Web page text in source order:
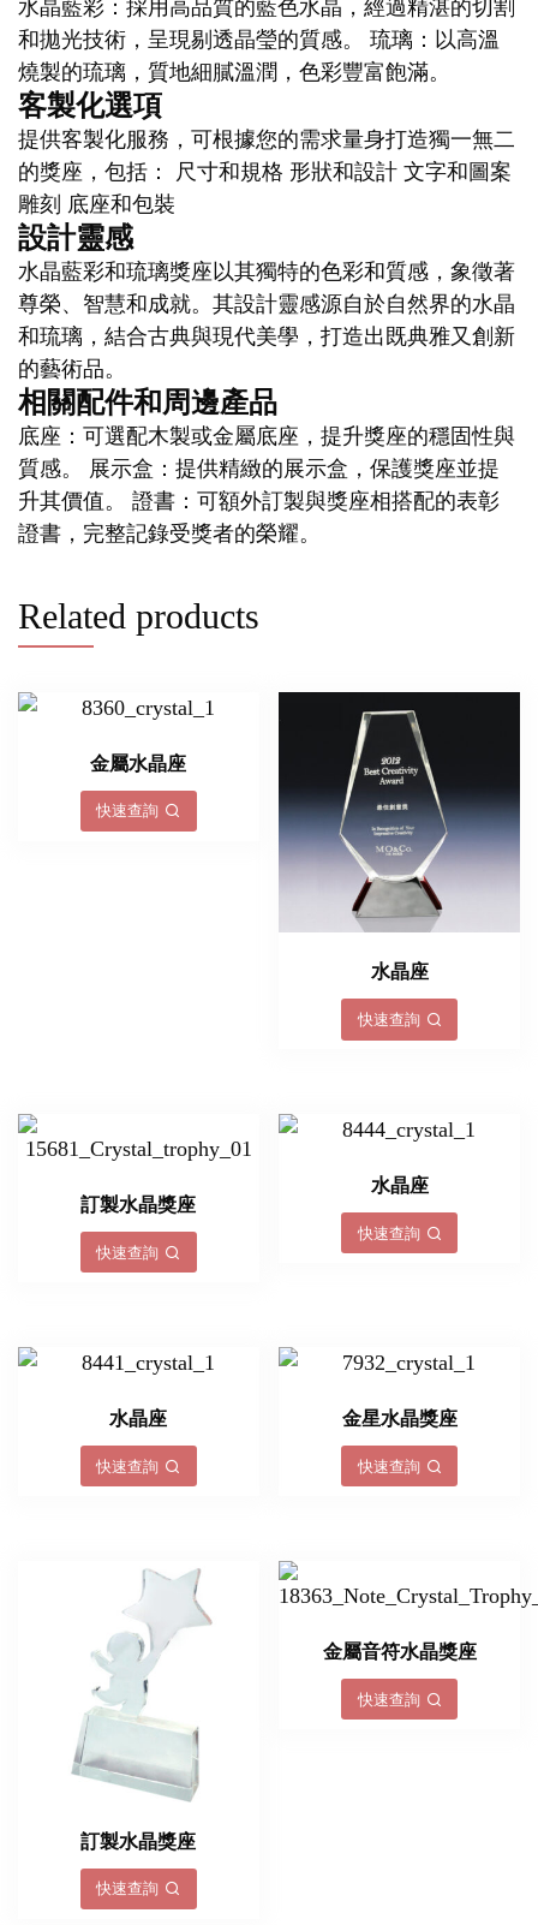
水晶藍彩：採用高品質的藍色水晶，經過精湛的切割
和拋光技術，呈現剔透晶瑩的質感。 琉璃：以高溫
燒製的琉璃，質地細膩溫潤，色彩豐富飽滿。
客製化選項
提供客製化服務，可根據您的需求量身打造獨一無二
的獎座，包括： 尺寸和規格 形狀和設計 文字和圖案
雕刻 底座和包裝
設計靈感
水晶藍彩和琉璃獎座以其獨特的色彩和質感，象徵著
尊榮、智慧和成就。其設計靈感源自於自然界的水晶
和琉璃，結合古典與現代美學，打造出既典雅又創新
的藝術品。
相關配件和周邊產品
底座：可選配木製或金屬底座，提升獎座的穩固性與
質感。 展示盒：提供精緻的展示盒，保護獎座並提
升其價值。 證書：可額外訂製與獎座相搭配的表彰
證書，完整記錄受獎者的榮耀。
Related products
金屬水晶座
快速查詢
水晶座
快速查詢
訂製水晶獎座
快速查詢
水晶座
快速查詢
水晶座
快速查詢
金星水晶獎座
快速查詢
訂製水晶獎座
快速查詢
金屬音符水晶獎座
快速查詢